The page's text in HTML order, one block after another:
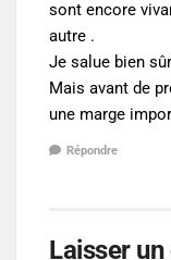
sont encore
autre .
Je salue bien
Mais avant de
une marge
Répondre
Laisser